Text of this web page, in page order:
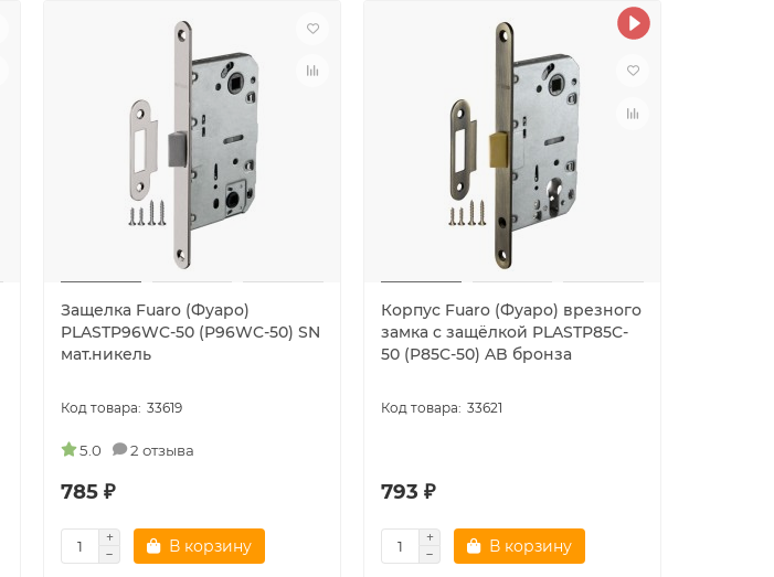
Защелка Fuaro (Фуаро)
PLASTP96WC-50 (P96WC-50) SN
мат.никель
33619
5.0 2 отзыва
785 ₽
В корзину
Корпус Fuaro (Фуаро) врезного
замка c защёлкой PLASTP85C-
50 (P85C-50) AB бронза
33621
793 ₽
В корзину